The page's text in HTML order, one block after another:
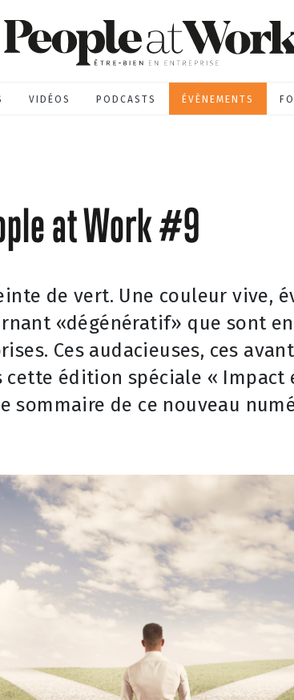
VIDÉOS PODCASTS ÉVÈNEMENTS
at Work #9
de vert. Une couleur vive,
«dégénératif» que sont
Ces audacieuses, ces
cette édition spéciale «
sommaire de ce nouveau